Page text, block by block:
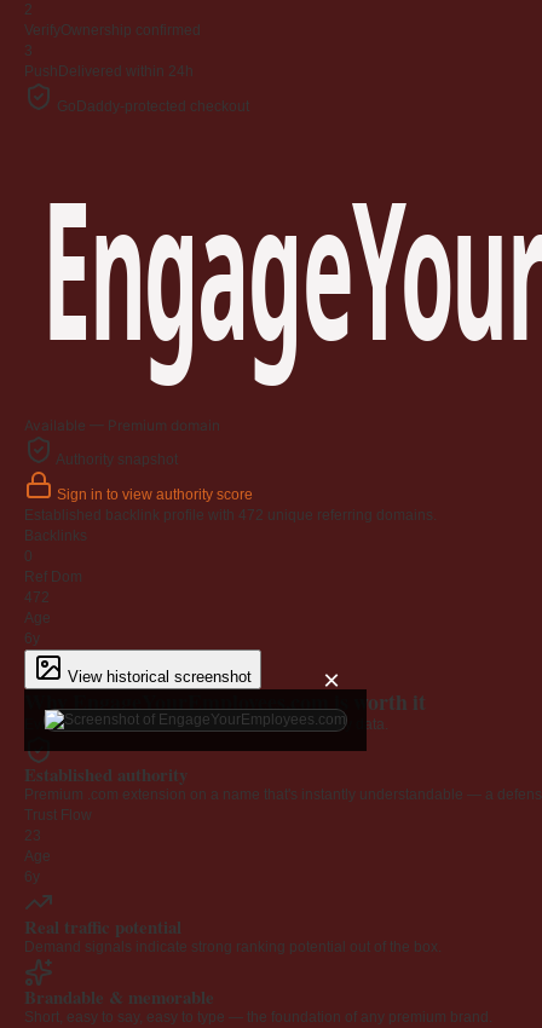
2
VerifyOwnership confirmed
3
Push Delivered within 24h
GoDaddy-protected checkout
Available — Premium domain
Authority snapshot
Sign in to view authority score
Established backlink profile with 472 unique referring domains.
Backlinks
0
Ref Dom
472
Age
6y
View historical screenshot ×
Why EngageYourEmployees.com is worth it
Every claim below is backed by verified third-party data.
Established authority
Premium .com extension on a name that's instantly understandable — a
Trust Flow
23
Age
6y
Real traffic potential
Demand signals indicate strong ranking potential out of the box.
Brandable & memorable
Short, easy to say, easy to type — the foundation of any premium brand.